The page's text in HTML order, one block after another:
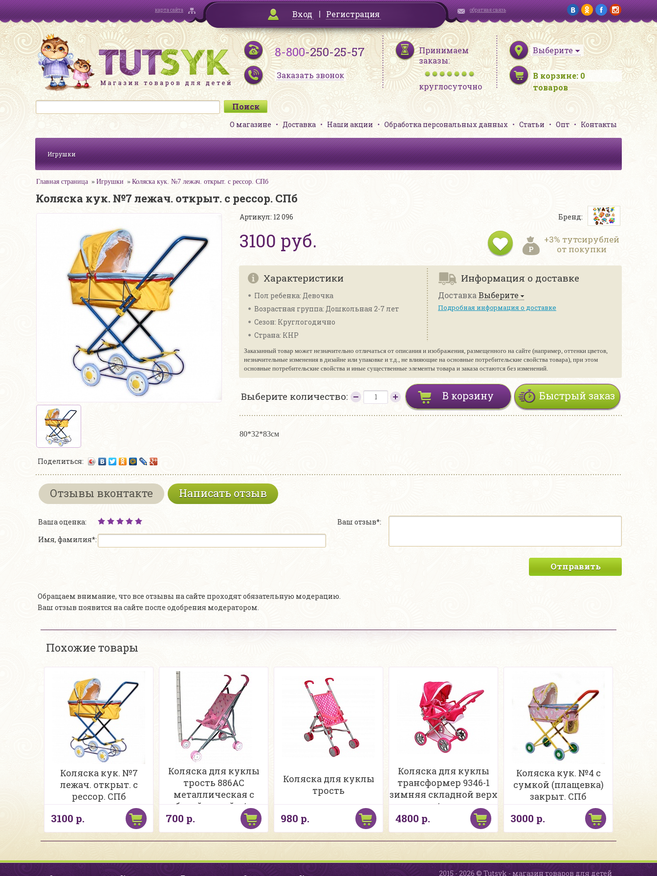
карта сайта Вход Регистрация обратная связь
8-800-250-25-57
Заказать звонок
Принимаем
заказы:
круглосуточно
Выберите
В корзине: 0
товаров
О магазине Доставка Наши акции Обработка персональных данных Статьи Опт Контакты
Игрушки
Главная страница Игрушки Коляска кук. №7 лежач. открыт. с рессор. СПб
Коляска кук. №7 лежач. открыт. с рессор. СПб
Поделиться:
Артикул: 12 096
3100 руб.
Бренд:
+3% тутсирублей
от покупки
Характеристики
Пол ребенка: Девочка
Возрастная группа: Дошкольная 2-7 лет
Сезон: Круглогодично
Страна: КНР
Информация о доставке
Доставка Выберите
Подробная информация о доставке
Заказанный товар может незначительно отличаться от описания и изображения, размещенного на сайте (например, оттенки цветов,
незначительные изменения в дизайне или упаковке и т.д., не влияющие на основные потребительские свойства товара), при этом
основные потребительские свойства и иные существенные элементы товара и заказа остаются без изменений.
Выберите количество: Быстрый заказ
В корзину
80*32*83см
Отзывы вконтакте Написать отзыв
Ваша оценка:
Имя, фамилия*:
Ваш отзыв*:
Отправить
Обращаем внимание, что все отзывы на сайте проходят обязательную модерацию.
Ваш отзыв появится на сайте после одобрения модератором.
Похожие товары
Коляска кук. №7
лежач. открыт. с
рессор. СПб
3100 р.
Коляска для куклы
трость 886AC
металлическая с
белой рамой в/п
700 р.
Коляска для куклы
трость
980 р.
Коляска для куклы
трансформер 9346-1
зимняя складной верх
в/кор
4800 р.
Коляска кук. №4 с
сумкой (плащевка)
закрыт. СПб
3000 р.
2015 - 2026 © Tutsyk - магазин товаров для детей